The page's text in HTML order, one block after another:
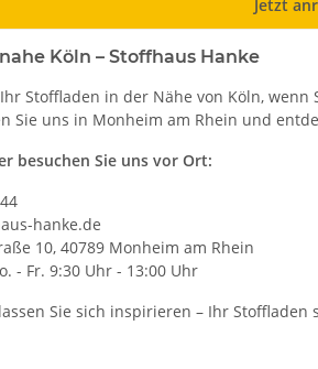
Jetzt
Köln – Stoffhaus Hanke
Stoffladen in der Nähe von Köln,
Sie uns in Monheim am Rhein und
besuchen Sie uns vor Ort:
hanke.de
10, 40789 Monheim am Rhein
- Fr. 9:30 Uhr - 13:00 Uhr
Sie sich inspirieren – Ihr